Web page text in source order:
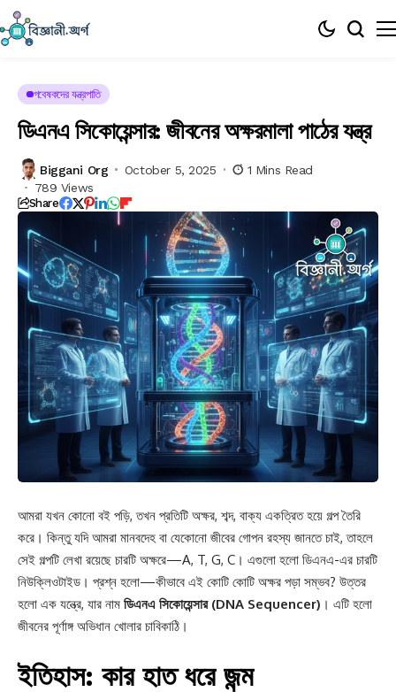
গবেষকদের যন্ত্রপাতি
ডিএনএ সিকোয়েন্সার: জীবনের অক্ষরমালা পাঠের যন্ত্র
Biggani Org October 5, 2025
1 Mins Read
789 Views
Share
আমরা যখন কোনো বই পড়ি, তখন প্রতিটি অক্ষর, শব্দ, বাক্য একত্রিত হয়ে গল্প তৈরি
করে। কিন্তু যদি আমরা মানবদেহ বা যেকোনো জীবের গোপন রহস্য জানতে চাই, তাহলে
সেই গল্পটি লেখা রয়েছে চারটি অক্ষরে—A, T, G, C। এগুলো হলো ডিএনএ-এর চারটি
নিউক্লিওটাইড। প্রশ্ন হলো—কীভাবে এই কোটি কোটি অক্ষর পড়া সম্ভব? উত্তর
হলো এক যন্ত্রে, যার নাম ডিএনএ সিকোয়েন্সার (DNA Sequencer) । এটি হলো
জীবনের পূর্ণাঙ্গ অভিধান খোলার চাবিকাঠি।
ইতিহাস: কার হাত ধরে জন্ম